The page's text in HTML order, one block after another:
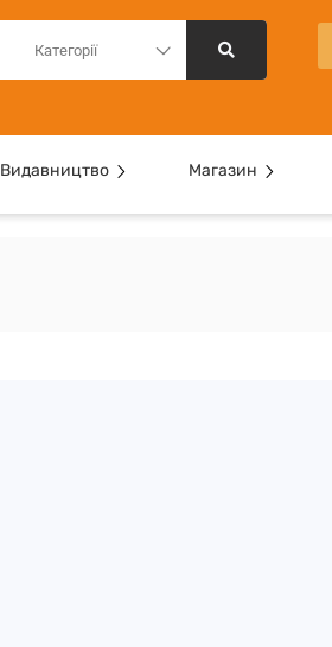
Категорії
Видавництво Магазин